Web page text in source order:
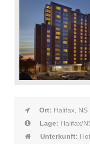
Ort: Halifax, NS
Lage: Halifax/
Unterkunft: